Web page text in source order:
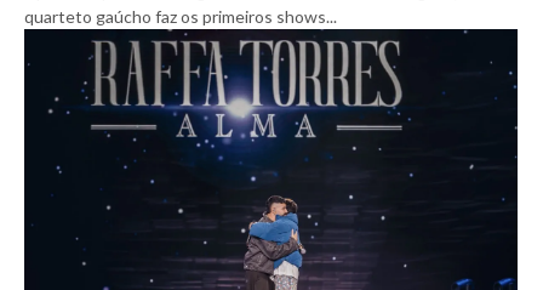
quarteto gaúcho faz os primeiros shows...